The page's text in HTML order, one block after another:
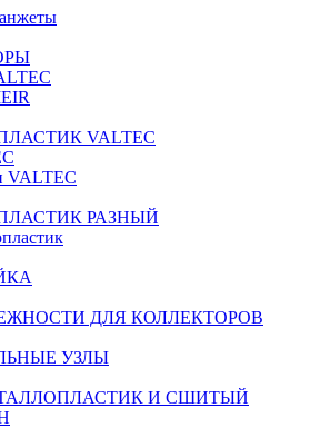
VALTEC
VALTEC
РАЗНЫЙ
ДЛЯ КОЛЛЕКТОРОВ
УЗЛЫ
И СШИТЫЙ